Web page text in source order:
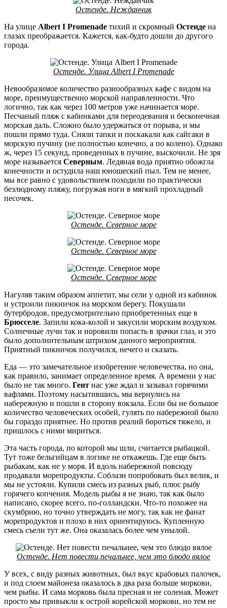
Остенде. Нежданчик
На улице Albert I Promenade тихий и скромный Остенде на
глазах преображается. Кажется, как-будто дошли до другого
города.
Остенде. Улица Albert I Promenade
Невообразимое количество разнообразных кафе с видом на
море, преимущественно морской направленности. Что
логично, так как через 100 метров уже начинается море.
Песчаный пляж с кабинками для переодевания и бесконечная
морская даль. Сложно было удержаться от порыва, и мы
пошли прямо туда. Сняли тапки и поскакали как сайгаки в
морскую пучину (не полностью конечно, а по колено). Однако
ж, через 15 секунд, проведенных в пучине, выскочили. Не зря
море называется Северным. Ледяная вода приятно обожгла
конечности и остудила наш юношеский пыл. Тем не менее,
мы все равно с удовольствием походили по практически
безлюдному пляжу, погружая ноги в мягкий прохладный
песочек.
Остенде. Северное море
Остенде. Северное море
Остенде. Северное море
Нагуляв таким образом аппетит, мы сели у одной из кабинок
и устроили пикничок на морском берегу. Покушали
бутербродов, предусмотрительно приобретенных еще в
Брюсселе. Запили кока-колой и закусили морским воздухом.
Солнечные лучи так и норовили попасть в зрачки глаз, и это
было дополнительным штрихом данного мероприятия.
Приятный пикничок получился, нечего и сказать.
Еда — это замечательное изобретение человечества, но она,
как правило, занимает определенное время. А времени у нас
было не так много. Гент нас уже ждал и зазывал горячими
вафлями. Поэтому насытившись, мы вернулись на
набережную и пошли в сторону вокзала. Если бы не большое
количество человеческих особей, гулять по набережной было
бы гораздо приятнее. Но против реалий бороться тяжело, и
пришлось с ними мириться.
Эта часть города, по которой мы шли, считается рыбацкой.
Тут тоже бельгийцам в логике не откажешь. Где еще быть
рыбакам, как не у моря. И вдоль набережной повсюду
продавали морепродукты. Соблазн попробовать был велик, и
мы не устояли. Купили смесь из разных рыб, плюс рыбу
горячего копчения. Модель рыбы я не знаю, так как было
написано, скорее всего, по-голландски. Что-то похожее на
скумбрию, но точно утверждать не могу, так как не фанат
морепродуктов и плохо в них ориентируюсь. Купленную
смесь съели тут же. Она оказалась более чем унылой.
Остенде. Нет повести печальнее, чем это блюдо вялое
У всех, с виду разных животных, был вкус крабовых палочек,
и под слоем майонеза оказалось в два раза больше моркови,
чем рыбы. И сама морковь была пресная и не соленая. Может
просто мы привыкли к острой корейской моркови, но тем не